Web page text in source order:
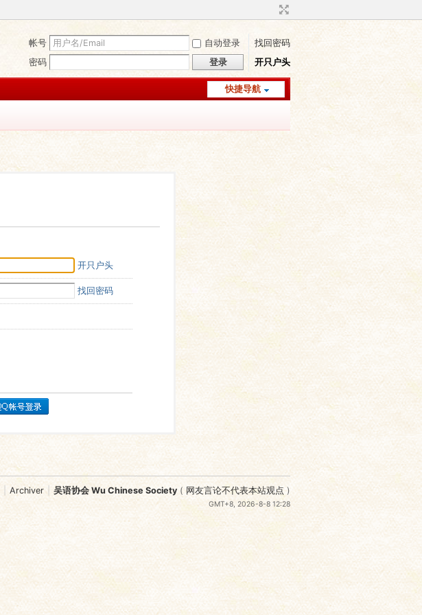
帐号 自动登录
找回密码
密码
登录 开只户头
快捷导航
开只户头
找回密码
Archiver 吴语协会 Wu Chinese Society ( 网友言论不代表本站观点 )
GMT+8, 2026-8-8 12:28